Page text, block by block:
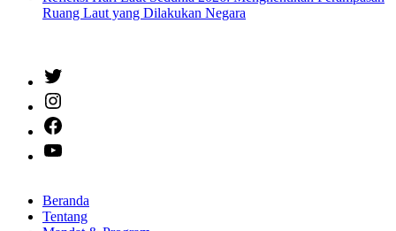
Ruang Laut yang Dilakukan Negara
Beranda
Tentang